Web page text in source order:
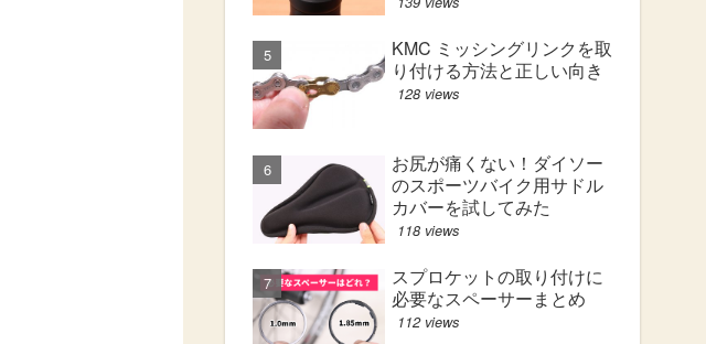
KMC ミッシングリンクを取
り付ける方法と正しい向き
128 views
お尻が痛くない！ダイソー
のスポーツバイク用サドル
カバーを試してみた
118 views
スプロケットの取り付けに
必要なスペーサーまとめ
112 views